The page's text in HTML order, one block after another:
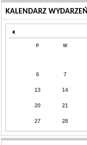
KALENDARZ WYDARZEŃ
P W
6 7
13 14
20 21
27 28